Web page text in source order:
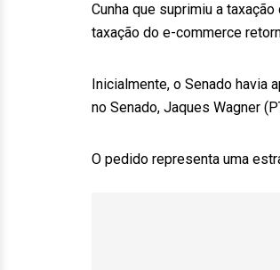
Cunha que suprimiu a
taxação do e-commerce
Inicialmente, o Senado havia
no Senado, Jaques Wagner
O pedido representa uma